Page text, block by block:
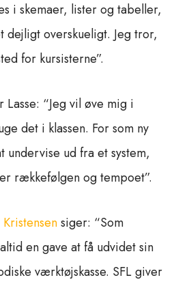
i skemaer, lister og tabeller,
dejligt overskueligt. Jeg tror,
for kursisterne”.
Lasse: “Jeg vil øve mig i
det i klassen. For som ny
ud fra et system,
rækkefølgen og tempoet”.
siger: “Som
en gave at få udvidet sin
værktøjskasse. SFL giver